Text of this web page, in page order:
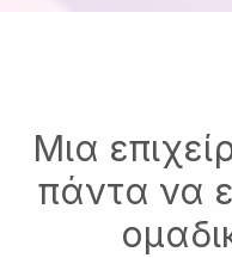
Μια
πάντα να